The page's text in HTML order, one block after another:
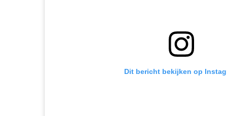
Dit bericht bekijken op